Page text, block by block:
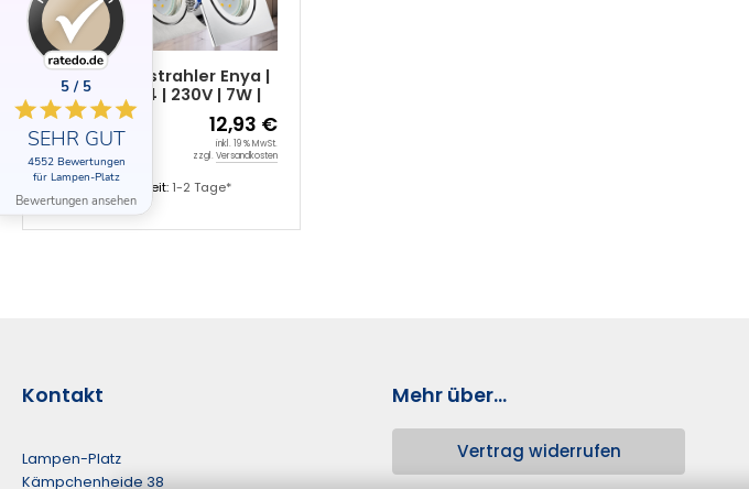
Bad Einbaustrahler Enya |
Flach | IP44 | 230V | 7W |
SMD Modul
Lieferzeit:1-2 Tage*
Datenblatt
12,93 €
inkl. 19 % MwSt.
zzgl. Versandkosten
Kontakt
Lampen-Platz
Kämpchenheide 38
Mehr über...
Vertrag widerrufen
5 / 5
SEHR GUT
4552 Bewertungen
für Lampen-Platz
Bewertungen ansehen